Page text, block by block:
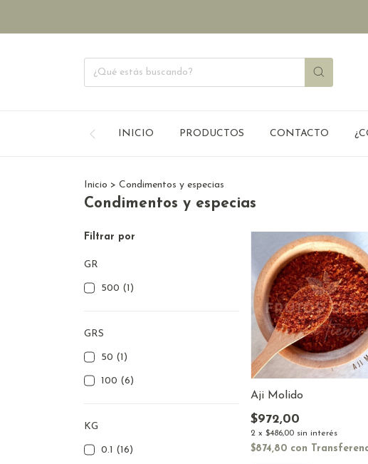
INICIO PRODUCTOS CONTACTO
Inicio > Condimentos y especias
Condimentos y especias
Filtrar por
GR
500 (1)
GRS
50 (1)
100 (6)
KG
0.1 (16)
Aji Molido
$972,00
2 x$486,00 sin interés
$874,80 con